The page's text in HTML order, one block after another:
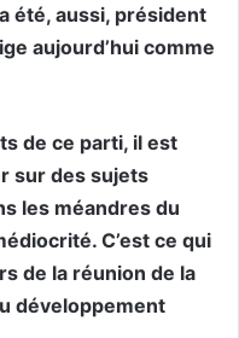
été, aussi, président
aujourd’hui comme
de ce parti, il est
sur des sujets
les méandres du
C’est ce qui
de la réunion de la
développement